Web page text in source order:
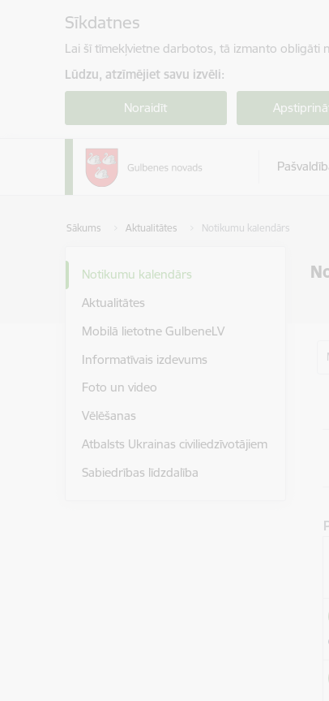
Sīkdatnes
Lai šī tīmekļvietne darbotos, tā izmanto obligāti
Lūdzu, atzīmējiet savu izvēli:
Noraidīt
Sākums Aktualitātes Notikumu kalendārs
Notikumu kalendārs
Aktualitātes
Mobilā lietotne GulbeneLV
Informatīvais izdevums
Foto un video
Vēlēšanas
Atbalsts Ukrainas civiliedzīvotājiem
Sabiedrības līdzdalība